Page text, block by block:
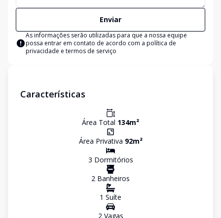
Enviar
As informações serão utilizadas para que a nossa equipe
possa entrar em contato de acordo com a política de
privacidade e termos de serviço
Características
Área Total 134m²
Área Privativa 92m²
3 Dormitórios
2 Banheiros
1 Suíte
2Vagas